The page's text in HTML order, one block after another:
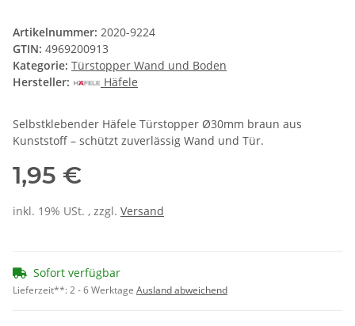
Artikelnummer: 2020-9224
GTIN: 4969200913
Kategorie: Türstopper Wand und Boden
Hersteller:
Häfele
Selbstklebender Häfele Türstopper Ø30mm braun aus
Kunststoff – schützt zuverlässig Wand und Tür.
1,95 €
inkl. 19% USt. , zzgl. Versand
Sofort verfügbar
Lieferzeit**:2 - 6 Werktage Ausland abweichend